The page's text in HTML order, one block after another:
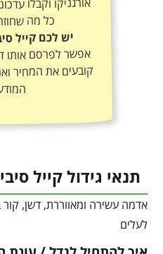
כל מה
יש לכם קייל
אפשר לפרסם אותו
קובעים את המחיר
תנאי גידול קייל
אדמה עשירה ומאווררת, דשן,
לעלים